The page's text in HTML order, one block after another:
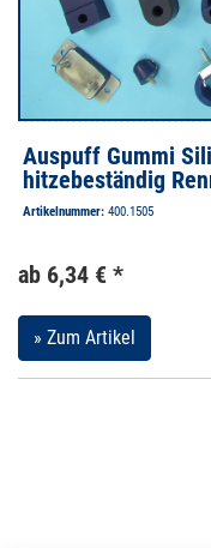
Auspuff Gummi
hitzebeständig
Artikelnummer: 400.1505
ab 6,34 € *
» Zum Artikel